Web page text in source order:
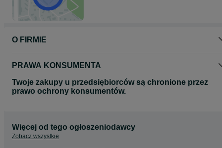
O FIRMIE
PRAWA KONSUMENTA
Twoje zakupy u przedsiębiorców są chronione przez
prawo ochrony konsumentów.
Więcej od tego ogłoszeniodawcy
Zobacz wszystkie